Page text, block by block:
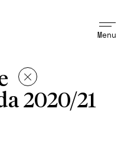
Menu
2020/21